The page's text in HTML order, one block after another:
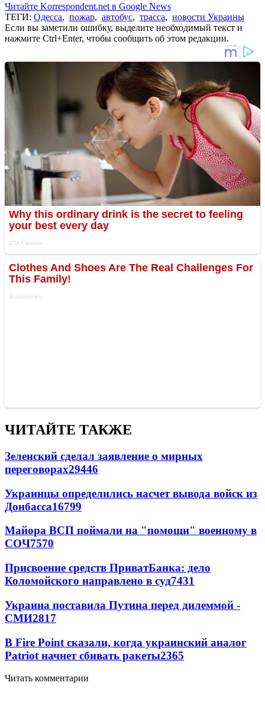
Читайте Korrespondent.net в Google News
ТЕГИ: Одесса, пожар, автобус, трасса, новости Украины
Если вы заметили ошибку, выделите необходимый текст и
нажмите Ctrl+Enter, чтобы сообщить об этом редакции.
ЧИТАЙТЕ ТАКЖЕ
Зеленский сделал заявление о мирных
переговорах29446
Украинцы определились насчет вывода войск из
Донбасса16799
Майора ВСП поймали на "помощи" военному в
СОЧ7570
Присвоение средств ПриватБанка: дело
Коломойского направлено в суд7431
Украина поставила Путина перед дилеммой -
СМИ2817
В Fire Point сказали, когда украинский аналог
Patriot начнет сбивать ракеты2365
Читать комментарии